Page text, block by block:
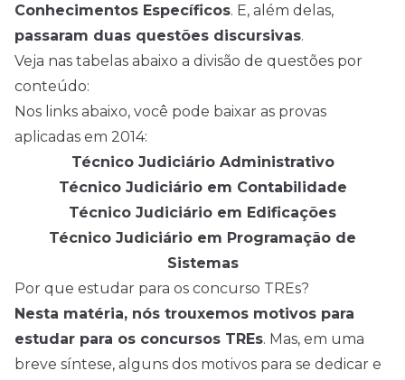
Conhecimentos Específicos. E, além delas,
passaram duas questões discursivas.
Veja nas tabelas abaixo a divisão de questões por
conteúdo:
Nos links abaixo, você pode baixar as provas
aplicadas em 2014:
Técnico Judiciário Administrativo
Técnico Judiciário em Contabilidade
Técnico Judiciário em Edificações
Técnico Judiciário em Programação de
Sistemas
Por que estudar para os concurso TREs?
Nesta matéria, nós trouxemos motivos para
estudar para os concursos TREs. Mas, em uma
breve síntese, alguns dos motivos para se dedicar e